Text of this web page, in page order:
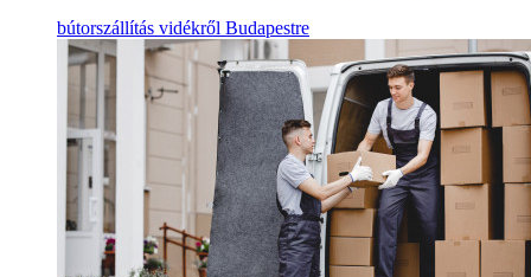
bútorszállítás vidékről Budapestre